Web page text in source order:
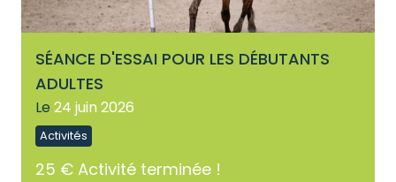
SÉANCE D'ESSAI POUR LES DÉBUTANTS
ADULTES
Le 24 juin 2026
Activités
25 € Activité terminée !